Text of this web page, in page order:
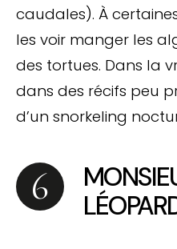
caudales). À
les voir manger les
des tortues. Dans la
dans des récifs peu
d’un snorkeling